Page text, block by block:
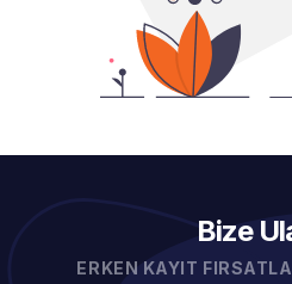
Bize
ERKEN KAYIT